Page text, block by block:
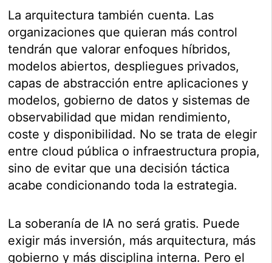
La arquitectura también cuenta. Las
organizaciones que quieran más control
tendrán que valorar enfoques híbridos,
modelos abiertos, despliegues privados,
capas de abstracción entre aplicaciones y
modelos, gobierno de datos y sistemas de
observabilidad que midan rendimiento,
coste y disponibilidad. No se trata de elegir
entre cloud pública o infraestructura propia,
sino de evitar que una decisión táctica
acabe condicionando toda la estrategia.
La soberanía de IA no será gratis. Puede
exigir más inversión, más arquitectura, más
gobierno y más disciplina interna. Pero el